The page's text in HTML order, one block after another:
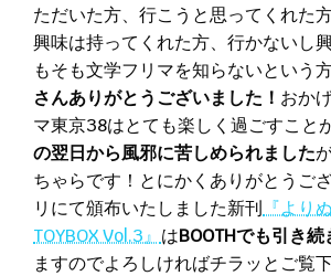
ただいた方、行こうと思ってくれた
興味は持ってくれた方、行かないし
もそも文学フリマを知らないという方
さんありがとうございました！ おか
マ東京38はとても楽しく過ごすこと
の翌日から風邪に苦しめられました
ちゃらです！とにかくありがとうご
リにて頒布いたしました新刊 『より
TOYBOX Vol.3』 はBOOTHでも引き続
ますのでよろしければチラッとご覧